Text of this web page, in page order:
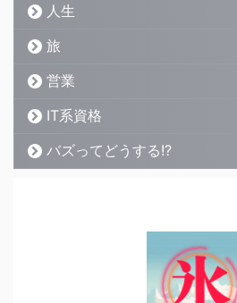
人生
旅
営業
IT系資格
バズってどうする!?